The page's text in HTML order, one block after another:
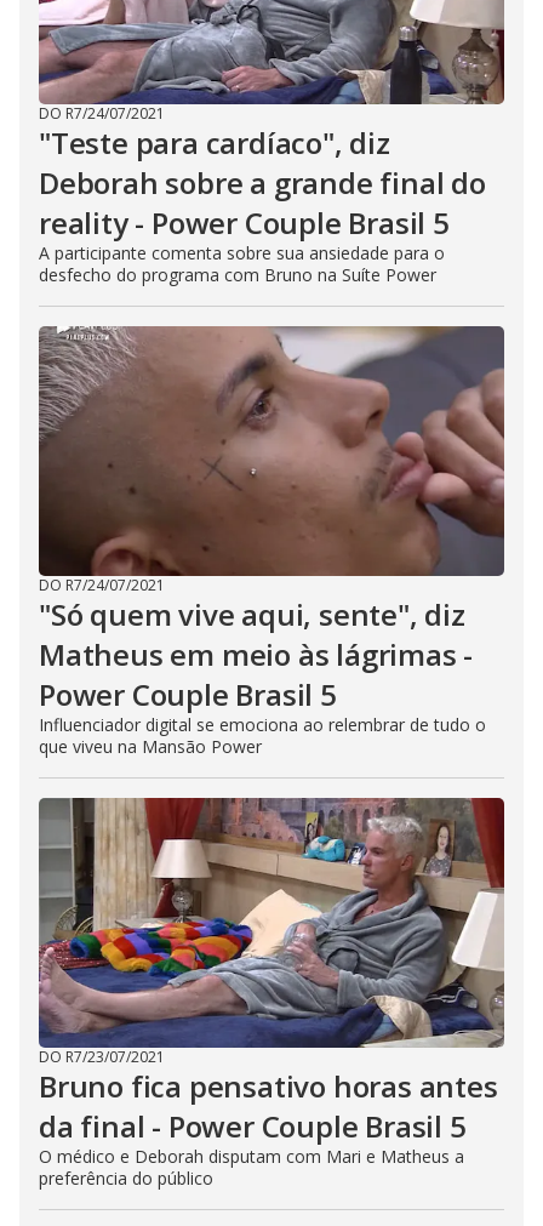
DO R7/24/07/2021
"Teste para cardíaco", diz
Deborah sobre a grande final do
reality - Power Couple Brasil 5
A participante comenta sobre sua ansiedade para o
desfecho do programa com Bruno na Suíte Power
DO R7/24/07/2021
"Só quem vive aqui, sente", diz
Matheus em meio às lágrimas -
Power Couple Brasil 5
Influenciador digital se emociona ao relembrar de tudo o
que viveu na Mansão Power
DO R7/23/07/2021
Bruno fica pensativo horas antes
da final - Power Couple Brasil 5
O médico e Deborah disputam com Mari e Matheus a
preferência do público